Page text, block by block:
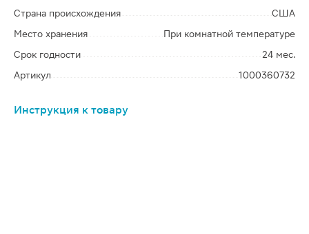
Страна происхождения
США
Место хранения
При комнатной температуре
Срок годности
24 мес.
Артикул
1000360732
Инструкция к товару